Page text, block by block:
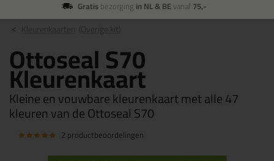
Gratisbezorging in NL & BEvanaf75,-
Ottoseal S70
Kleurenkaart
Kleine en vouwbare kleurenkaart met alle 47
kleuren van de Ottoseal S70
2 productbeoordelingen